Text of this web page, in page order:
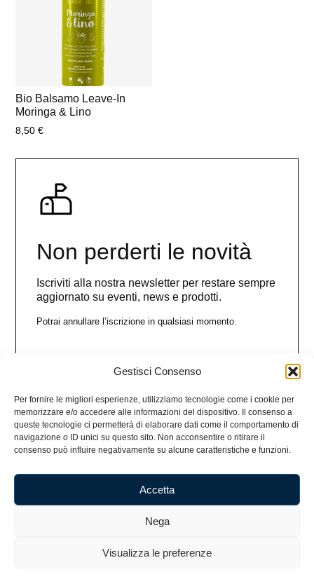
Gestisci Consenso
Per fornire le migliori esperienze, utilizziamo tecnologie come i cookie per
memorizzare e/o accedere alle informazioni del dispositivo. Il consenso a
queste tecnologie ci permetterà di elaborare dati come il comportamento di
navigazione o ID unici su questo sito. Non acconsentire o ritirare il
consenso può influire negativamente su alcune caratteristiche e funzioni.
Accetta
Nega
Visualizza le preferenze
Bio Balsamo Leave-In
Moringa & Lino
8,50€
Non perderti le novità
Iscriviti alla nostra newsletter per restare sempre
aggiornato su eventi, news e prodotti.
Potrai annullare l’iscrizione in qualsiasi momento.
Cognome